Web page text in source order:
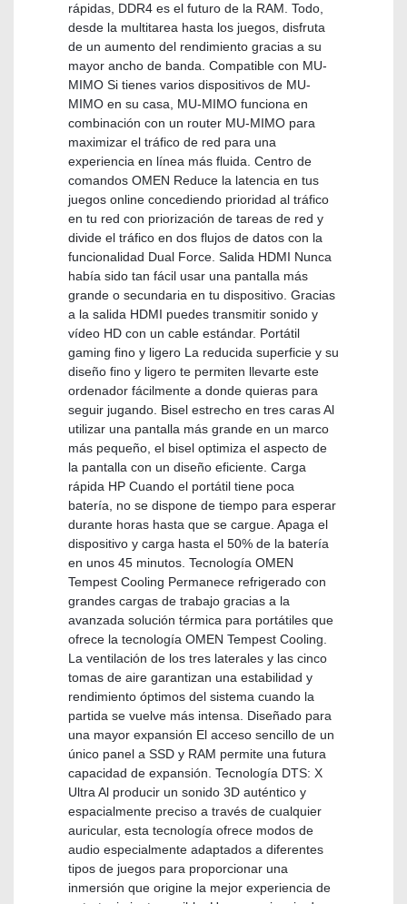
rápidas, DDR4 es el futuro de la RAM. Todo,
desde la multitarea hasta los juegos, disfruta
de un aumento del rendimiento gracias a su
mayor ancho de banda. Compatible con MU-
MIMO Si tienes varios dispositivos de MU-
MIMO en su casa, MU-MIMO funciona en
combinación con un router MU-MIMO para
maximizar el tráfico de red para una
experiencia en línea más fluida. Centro de
comandos OMEN Reduce la latencia en tus
juegos online concediendo prioridad al tráfico
en tu red con priorización de tareas de red y
divide el tráfico en dos flujos de datos con la
funcionalidad Dual Force. Salida HDMI Nunca
había sido tan fácil usar una pantalla más
grande o secundaria en tu dispositivo. Gracias
a la salida HDMI puedes transmitir sonido y
vídeo HD con un cable estándar. Portátil
gaming fino y ligero La reducida superficie y su
diseño fino y ligero te permiten llevarte este
ordenador fácilmente a donde quieras para
seguir jugando. Bisel estrecho en tres caras Al
utilizar una pantalla más grande en un marco
más pequeño, el bisel optimiza el aspecto de
la pantalla con un diseño eficiente. Carga
rápida HP Cuando el portátil tiene poca
batería, no se dispone de tiempo para esperar
durante horas hasta que se cargue. Apaga el
dispositivo y carga hasta el 50% de la batería
en unos 45 minutos. Tecnología OMEN
Tempest Cooling Permanece refrigerado con
grandes cargas de trabajo gracias a la
avanzada solución térmica para portátiles que
ofrece la tecnología OMEN Tempest Cooling.
La ventilación de los tres laterales y las cinco
tomas de aire garantizan una estabilidad y
rendimiento óptimos del sistema cuando la
partida se vuelve más intensa. Diseñado para
una mayor expansión El acceso sencillo de un
único panel a SSD y RAM permite una futura
capacidad de expansión. Tecnología DTS: X
Ultra Al producir un sonido 3D auténtico y
espacialmente preciso a través de cualquier
auricular, esta tecnología ofrece modos de
audio especialmente adaptados a diferentes
tipos de juegos para proporcionar una
inmersión que origine la mejor experiencia de